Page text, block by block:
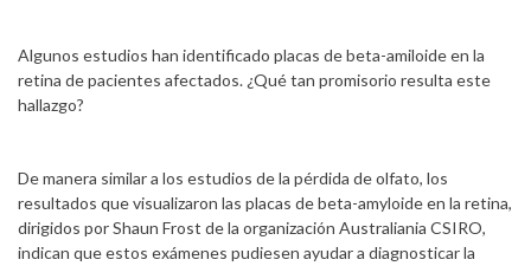
Algunos estudios han identificado placas de beta-amiloide en la
retina de pacientes afectados. ¿Qué tan promisorio resulta este
hallazgo?
De manera similar a los estudios de la pérdida de olfato, los
resultados que visualizaron las placas de beta-amyloide en la retina,
dirigidos por Shaun Frost de la organización Australiania CSIRO,
indican que estos exámenes pudiesen ayudar a diagnosticar la